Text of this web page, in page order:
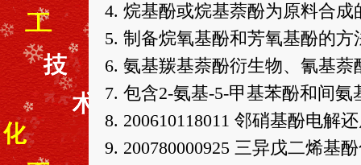
4. 烷基酚或烷基萘酚为原料合
5. 制备烷氧基酚和芳氧基酚的方
6. 氨基羰基萘酚衍生物、氰基
7. 包含2-氨基-5-甲基苯酚和间
8. 200610118011 邻硝基酚电解
9. 200780000925 三异戊二烯基